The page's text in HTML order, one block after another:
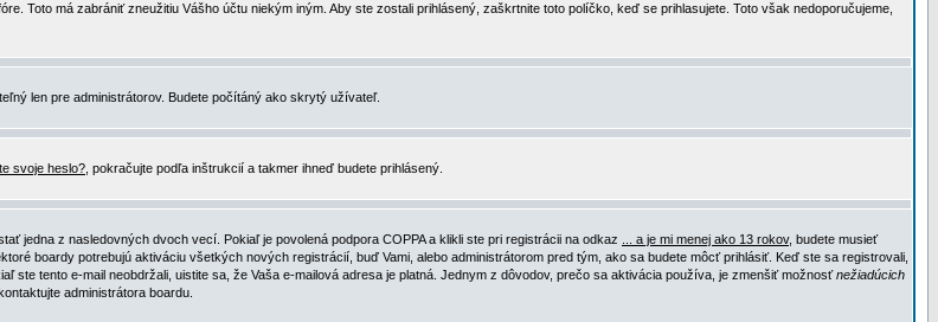
Toto má zabrániť zneužitiu Vášho účtu niekým iným. Aby ste zostali prihlásený, zaškrtnite toto políčko, keď se prihlasujete. Toto však nedoporučujeme,
len pre administrátorov. Budete počítáný ako skrytý užívateľ.
svoje heslo? , pokračujte podľa inštrukcií a takmer ihneď budete prihlásený.
jedna z nasledovných dvoch vecí. Pokiaľ je povolená podpora COPPA a klikli ste pri registrácii na odkaz
... a je mi menej ako 13 rokov, budete musieť
boardy potrebujú aktiváciu všetkých nových registrácií, buď Vami, alebo administrátorom pred tým, ako sa budete môcť prihlásiť. Keď ste sa registrovali,
tento e-mail neobdržali, uistite sa, že Vaša e-mailová adresa je platná. Jednym z dôvodov, prečo sa aktivácia používa, je zmenšiť možnosťnežiadúcich
administrátora boardu.